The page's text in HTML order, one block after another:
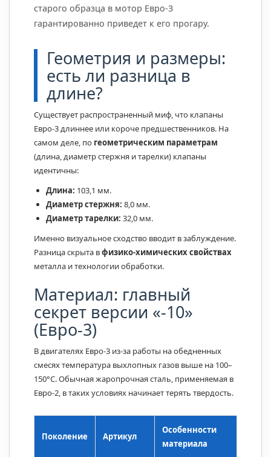
старого образца в мотор Евро-3
гарантированно приведет к его прогару.
Геометрия и размеры:
есть ли разница в
длине?
Существует распространенный миф, что клапаны
Евро-3 длиннее или короче предшественников. На
самом деле, по геометрическим параметрам
(длина, диаметр стержня и тарелки) клапаны
идентичны:
Длина: 103,1 мм.
Диаметр стержня: 8,0 мм.
Диаметр тарелки: 32,0 мм.
Именно визуальное сходство вводит в заблуждение.
Разница скрыта вфизико-химических свойствах
металла и технологии обработки.
Материал: главный
секрет версии «-10»
(Евро-3)
В двигателях Евро-3 из-за работы на обедненных
смесях температура выхлопных газов выше на 100–
150°C. Обычная жаропрочная сталь, применяемая в
Евро-2, в таких условиях начинает терять твердость.
Поколение Артикул
Особенности
материала